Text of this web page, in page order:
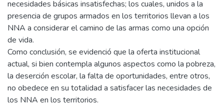
necesidades básicas insatisfechas; los cuales, unidos a la
presencia de grupos armados en los territorios llevan a los
NNA a considerar el camino de las armas como una opción
de vida.
Como conclusión, se evidenció que la oferta institucional
actual, si bien contempla algunos aspectos como la pobreza,
la deserción escolar, la falta de oportunidades, entre otros,
no obedece en su totalidad a satisfacer las necesidades de
los NNA en los territorios.